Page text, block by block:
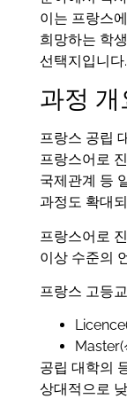
이는 프랑스
희망하는 학
선택지입니다.
과정 개
프랑스 공립
프랑스어로
국제관계 등
과정도 확대
프랑스어로
이상 수준의
프랑스 고등
Master(
공립 대학의
상대적으로